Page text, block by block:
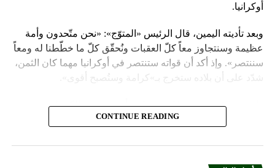
أوكرانيا.
وبعد تأديته اليمين، قال الرئيس «المتوّج»: «نحن متّحدون وأمة
عظيمة وسنتجاوز معاً كلّ العقبات ونُحقّق كلّ ما خطّطنا له ومعاً
سننتصر». وإذ أكد أن قواته ستنتصر في أوكرانيا مهما كان الثمن،
شدّد على أن بلاده ستخرج بـ»كرامة وستُصبح أقوى».
واعتبر «القيصر» من قاعة «سانت أندروز» في الكرملين، حيث
استُقبل بتصفيق حار من المسؤولين الروس وأبرز الشخصيات
هائل ومسؤولية ومهمّة مقدّسة».
CONTINUE READING